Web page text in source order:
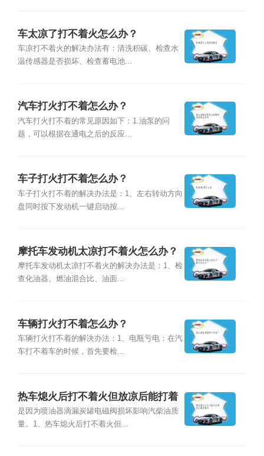
车太凉了打不着火怎么办？
车凉打不着火的解决办法有：清洗积碳、检查水
温传感器是否损坏、检查蓄电池...
汽车打火打不着怎么办？
汽车打火打不着的常见原因如下：1.油泵的问
题，可以根据在通电之后的反应...
车子打火打不着怎么办？
车子打火打不着的解决办法是：1、左右转动方向
盘同时按下发动机一键启动按...
摩托车发动机太凉打不着火怎么办？
摩托车发动机太凉打不着火的解决办法是：1、检
查化油器、燃油混合比、油面...
车辆打火打不着怎么办？
车辆打火打不着的解决办法：1、电瓶亏电：在汽
车打不着车的时候，首先要检...
热车熄火后打不着火但放凉后能打着
火
是因为喷油器滴漏炭罐电磁阀损坏影响汽柴油质
量。1、热车熄火后打不着火但...